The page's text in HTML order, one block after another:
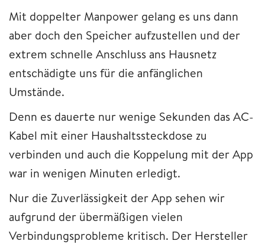
Mit doppelter Manpower gelang es uns dann
aber doch den Speicher aufzustellen und der
extrem schnelle Anschluss ans Hausnetz
entschädigte uns für die anfänglichen
Umstände.
Denn es dauerte nur wenige Sekunden das AC-
Kabel mit einer Haushaltssteckdose zu
verbinden und auch die Koppelung mit der App
war in wenigen Minuten erledigt.
Nur die Zuverlässigkeit der App sehen wir
aufgrund der übermäßigen vielen
Verbindungsprobleme kritisch. Der Hersteller